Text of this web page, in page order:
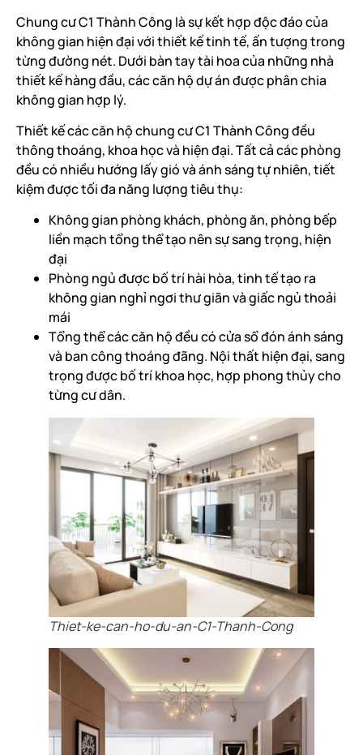
Chung cư C1 Thành Công là sự kết hợp độc đáo của
không gian hiện đại với thiết kế tinh tế, ấn tượng trong
từng đường nét. Dưới bàn tay tài hoa của những nhà
thiết kế hàng đầu, các căn hộ dự án được phân chia
không gian hợp lý.
Thiết kế các căn hộ chung cư C1 Thành Công đều
thông thoáng, khoa học và hiện đại. Tất cả các phòng
đều có nhiều hướng lấy gió và ánh sáng tự nhiên, tiết
kiệm được tối đa năng lượng tiêu thụ:
Không gian phòng khách, phòng ăn, phòng bếp
liền mạch tổng thể tạo nên sự sang trọng, hiện
đại
Phòng ngủ được bố trí hài hòa, tinh tế tạo ra
không gian nghỉ ngơi thư giãn và giấc ngủ thoải
mái
Tổng thể các căn hộ đều có cửa sổ đón ánh sáng
và ban công thoáng đãng. Nội thất hiện đại, sang
trọng được bố trí khoa học, hợp phong thủy cho
từng cư dân.
Thiet-ke-can-ho-du-an-C1-Thanh-Cong